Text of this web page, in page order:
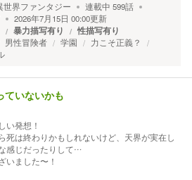
世界ファンタジー 連載中 599話
2026年7月15日 00:00更新
暴力描写有り 性描写有り
男性冒険者 学園
力こそ正義？
ていないかも
い発想！
死は終わりかもしれないけど、天界が実在し
感じだったりして…
いました〜！